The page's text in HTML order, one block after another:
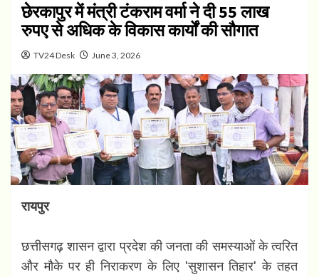
छेरकापुर में मंत्री टंकराम वर्मा ने दी 55 लाख
रुपए से अधिक के विकास कार्यों की सौगात
TV24 Desk June 3, 2026
​रायपुर
छत्तीसगढ़ शासन द्वारा प्रदेश की जनता की समस्याओं के त्वरित
और मौके पर ही निराकरण के लिए 'सुशासन तिहार' के तहत